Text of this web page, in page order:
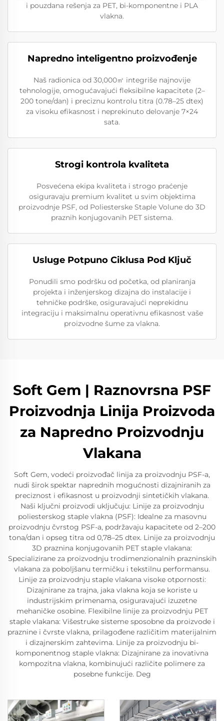
i pouzdana rešenja za PET, bi-komponentne i PLA
vlakna.
Napredno inteligentno proizvođenje
Naš radionica od 30,000㎡ integriše najnovije
tehnologije, omogućavajući fleksibilne kapacitete (2–
200 tone/dan) i preciznu kontrolu titra (0.78–25 dtex)
za visoku efikasnost i neprekinuto delovanje 7×24
sata.
Strogi kontrola kvaliteta
Posvećena ekipa kvaliteta i strogo praćenje
osiguravaju premium kvalitet u svim objektima
proizvodnje PSF, od Poliesterske Staple Volune do 3D
praznih konjugovanih PET sistema.
Usluge Potpuno Ciklusa Pod Ključ
Ponudili smo podršku od početka, od planiranja
projekta i inženjerskog dizajna do instalacije i
tehničke podrške, osiguravajući neprekidnu
integraciju i maksimalnu operativnu efikasnost vaše
proizvodne šume za vlakna.
Soft Gem | Raznovrsna PSF
Proizvodnja Linija Proizvoda
za Napredno Proizvodnju
Vlakana
Soft Gem, vodeći proizvođač linija za proizvodnju PSF-a,
nudi širok spektar naprednih mogućnosti dizajniranih za
preciznost i efikasnost u proizvodnji sintetičkih vlakana.
Naši ključni proizvodi uključuju: Linije za proizvodnju
poliesterskog staple vlakna (PSF): Idealne za masovnu
proizvodnju čvrstog PSF-a, podržavaju kapacitete od 2–200
tona/dan i opseg titra od 0,78–25 dtex. Linije za proizvodnju
3D praznina konjugovanih PET staple vlakana:
Specializirane za proizvodnju trodimenzionalnih prazninskih
vlakana za poboljšanu termičku i tekstilnu performansu.
Linije za proizvodnju staple vlakana visoke otpornosti:
Dizajnirane za trajna, jakа vlakna koja se koriste u
industrijskim primenama, osiguravajući izuzetne
mehaničke osobine. Flexibilne linije za proizvodnju PET
staple vlakana: Višestruke sisteme sposobne da proizvode i
praznine i čvrste vlakna, prilagođene različitim materijalnim
i dizajnerskim zahtevima. Linije za proizvodnju bi-
komponentnog staple vlakna: Dizajnirane za inovativna
kompozitna vlakna, kombinujući različite polimere za
posebne funkcije. Deg